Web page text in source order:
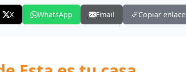
X WhatsApp Email Copiar enlace